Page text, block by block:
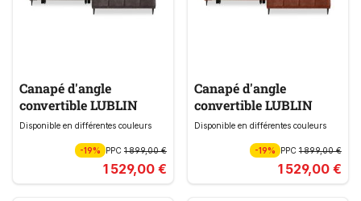
Canapé d'angle
convertible LUBLIN
Disponible en différentes couleurs
-19% PPC 1 899,00 €
1 529,00 €
Canapé d'angle
convertible LUBLIN
Disponible en différentes couleurs
-19% PPC1 899,00 €
1 529,00 €